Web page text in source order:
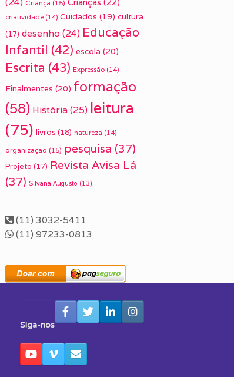
Criança (15)
criatividade (14) Cuidados (19) cultura
(17) desenho (24) Educação
Infantil (42) escola (20)
Escrita (43) Expressão (14)
Finalmentes (20) formação
(58) História(25) leitura
(75) livros (18) natureza (14)
organização (15) pesquisa (37)
Projeto (17) Revista Avisa Lá
(37) Silvana Augusto (13)
(11) 3032-5411
(11) 97233-0813
Siga-nos